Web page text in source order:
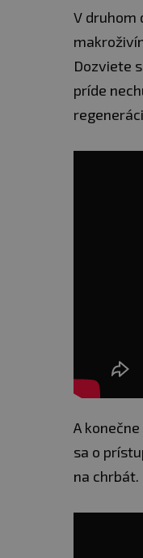
V druhom
Dozviete
príde
A
sa o
na chrbát.